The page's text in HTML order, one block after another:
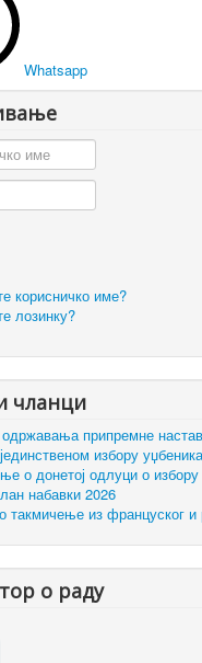
Whatsapp
име
корисничко име?
лозинку?
чланци
припремне
избору
о донетој одлуци о избору
набавки 2026
такмичење из француског и
о раду